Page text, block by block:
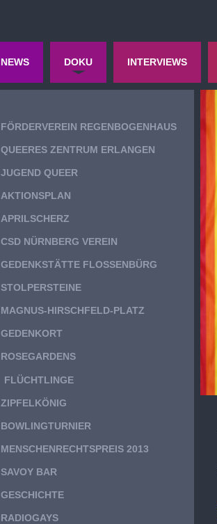
NEWS DOKU INTERVIEWS
FÖRDERVEREIN REGENBOGENHAUS
QUEERES ZENTRUM ERLANGEN
JUGEND QUEER
AKTIONSPLAN
APRILSCHERZ
CSD NÜRNBERG VEREIN
GEDENKSTÄTTE FLOSSENBÜRG
STOLPERSTEINE
MAGNUS-HIRSCHFELD-PLATZ
GEDENKORT
ROSEGARDENS
FLÜCHTLINGE
ZIPFELKÖNIG
BOWLINGTURNIER
MENSCHENRECHTSPREIS 2013
SAVOY BAR
GESCHICHTE
RADIOGAYS